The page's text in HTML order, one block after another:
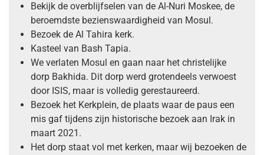
Bekijk de overblijfselen van de Al-Nuri Moskee, de
beroemdste bezienswaardigheid van Mosul.
Bezoek de Al Tahira kerk.
Kasteel van Bash Tapia.
We verlaten Mosul en gaan naar het christelijke
dorp Bakhida. Dit dorp werd grotendeels verwoest
door ISIS, maar is volledig gerestaureerd.
Bezoek het Kerkplein, de plaats waar de paus een
mis gaf tijdens zijn historische bezoek aan Irak in
maart 2021.
Het dorp staat vol met kerken, maar wij bezoeken de